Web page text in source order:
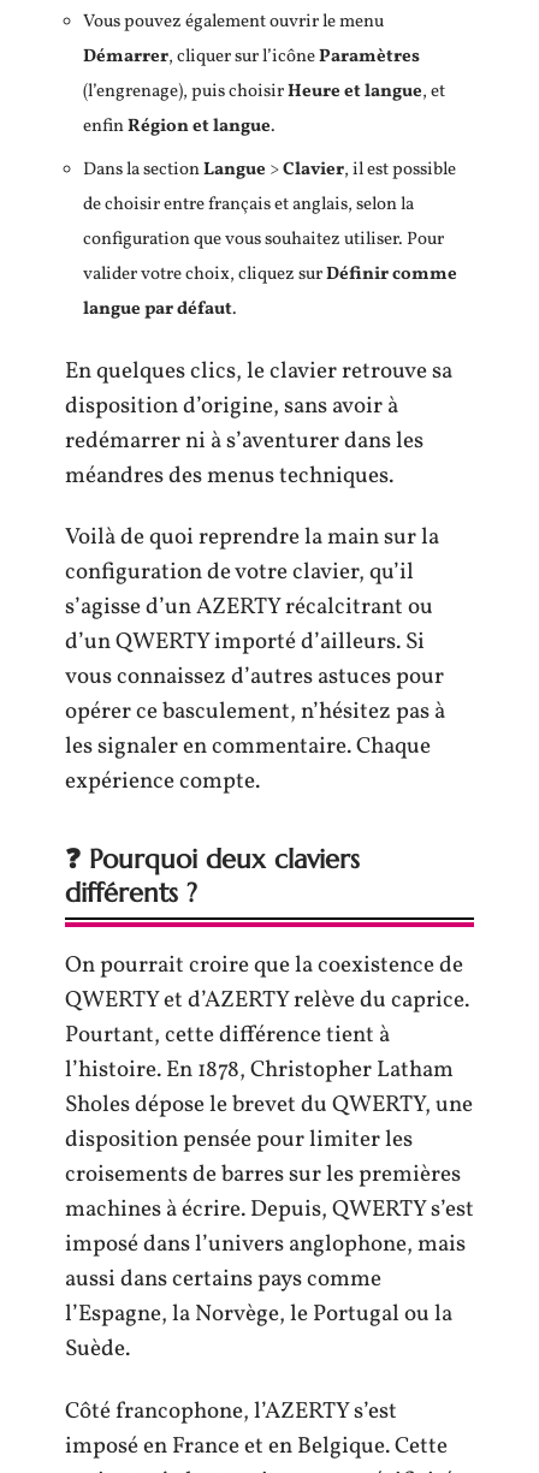
Vous pouvez également ouvrir le menu
Démarrer, cliquer sur l’icôneParamètres
(l’engrenage), puis choisirHeure et langue, et
enfinRégion et langue.
Dans la sectionLangue >Clavier, il est possible
de choisir entre français et anglais, selon la
configuration que vous souhaitez utiliser. Pour
valider votre choix, cliquez surDéfinir comme
langue par défaut.
En quelques clics, le clavier retrouve sa
disposition d’origine, sans avoir à
redémarrer ni à s’aventurer dans les
méandres des menus techniques.
Voilà de quoi reprendre la main sur la
configuration de votre clavier, qu’il
s’agisse d’un AZERTY récalcitrant ou
d’un QWERTY importé d’ailleurs. Si
vous connaissez d’autres astuces pour
opérer ce basculement, n’hésitez pas à
les signaler en commentaire. Chaque
expérience compte.
❓ Pourquoi deux claviers
différents ?
On pourrait croire que la coexistence de
QWERTY et d’AZERTY relève du caprice.
Pourtant, cette différence tient à
l’histoire. En 1878, Christopher Latham
Sholes dépose le brevet du QWERTY, une
disposition pensée pour limiter les
croisements de barres sur les premières
machines à écrire. Depuis, QWERTY s’est
imposé dans l’univers anglophone, mais
aussi dans certains pays comme
l’Espagne, la Norvège, le Portugal ou la
Suède.
Côté francophone, l’AZERTY s’est
imposé en France et en Belgique. Cette